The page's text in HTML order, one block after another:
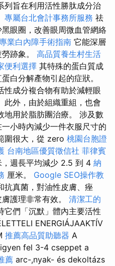
列旨在利用活性勝肽成分治
專屬台北會計事務所服務 祛
眼圈，改善眼周微血管網絡
業白內障手術指南 它能深層
跡象。 高品質養生村生活
便利選擇 其特殊的蛋白質成
白分解產物引起的症狀。
性成分複合物有助於減輕眼
此外，由於組織重組，也會
地用於脂肪團治療。 涉及數
小時內減少一件衣服尺寸的
圍很大，從 zero 桃園台胞證
台南地區優質徵信社 菲律賓
週長平均減少 2.5 到 4 納
厘米。 Google SEO操作教
抗真菌，對油性皮膚、痤
護理非常有效。 清潔工的
它們「沉默」體內主要活性
ENERGIÁJAAKTÍV
推薦高品質助聽器 A
fel 3-4 cseppet a
薦 arc-,nyak- és dekoltázs